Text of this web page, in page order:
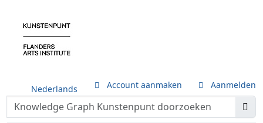
Nederlands Account aanmaken Aanmelden